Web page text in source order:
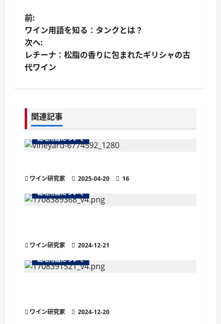
投
稿
ナ
ゲ
ー
シ
ン
前:
ワイン用語を知る：タンクとは？
次へ:
レチーナ：松脂の香りに包まれたギリシャの古
代ワイン
関連記事
栽培用語について
ワイン研究家 2025-04-20
16
栽培用語について
ワイン研究家
2024-12-21
栽培用語について
ワイン研究家 2024-12-20